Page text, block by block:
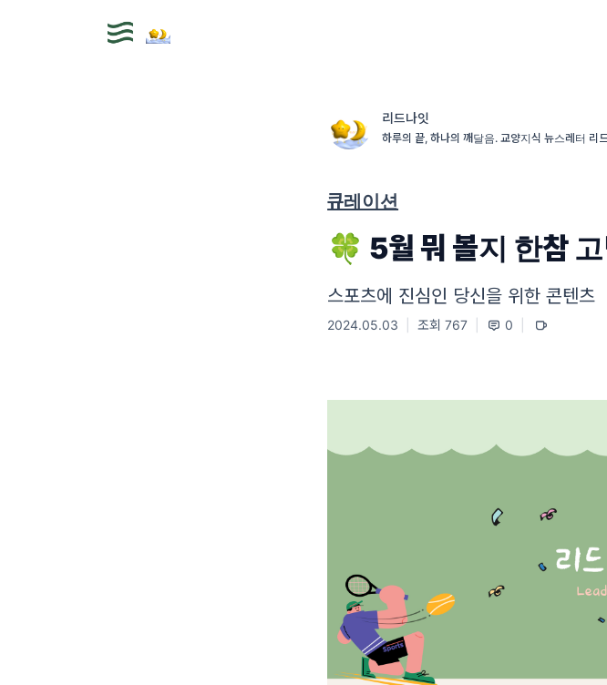
리드나잇
하루의 끝, 하나의 깨달음. 교양지식 뉴스레터 리
큐레이션
🍀 5월 뭐 볼지 한참
스포츠에 진심인 당신을 위한 콘텐츠
2024.05.03 조회 767 0